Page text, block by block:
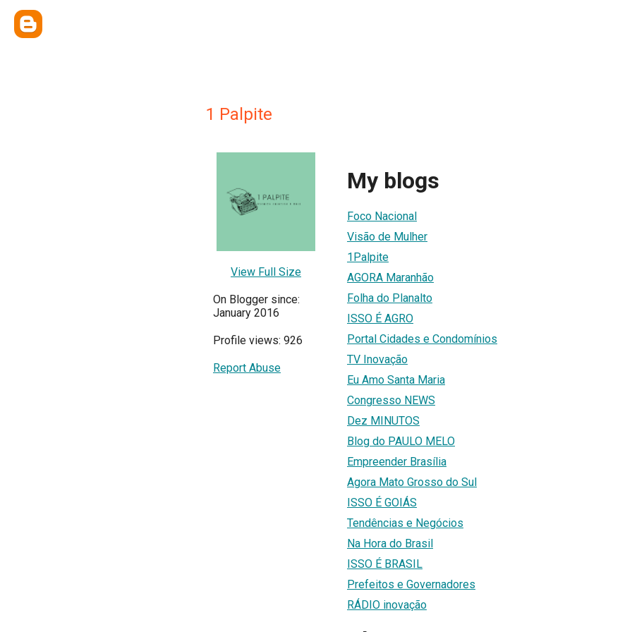
1 Palpite
View Full Size
On Blogger since:
January 2016
Profile views: 926
Report Abuse
My blogs
Foco Nacional
Visão de Mulher
1Palpite
AGORA Maranhão
Folha do Planalto
ISSO É AGRO
Portal Cidades e Condomínios
TV Inovação
Eu Amo Santa Maria
Congresso NEWS
Dez MINUTOS
Blog do PAULO MELO
Empreender Brasília
Agora Mato Grosso do Sul
ISSO É GOIÁS
Tendências e Negócios
Na Hora do Brasil
ISSO É BRASIL
Prefeitos e Governadores
RÁDIO inovação